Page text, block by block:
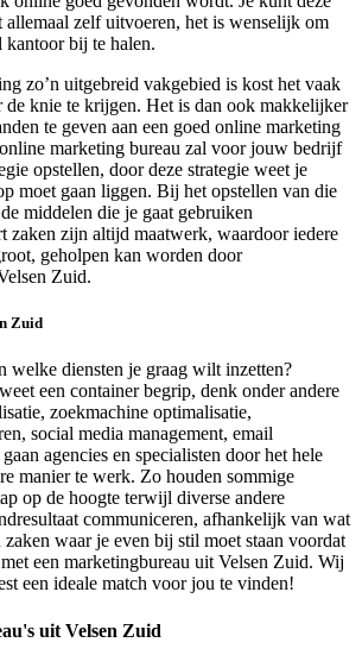
allemaal zelf uitvoeren, het is wenselijk om
kantoor bij te halen.
zo’n uitgebreid vakgebied is kost het vaak
de knie te krijgen. Het is dan ook makkelijker
te geven aan een goed online marketing
marketing bureau zal voor jouw bedrijf
opstellen, door deze strategie weet je
moet gaan liggen. Bij het opstellen van die
middelen die je gaat gebruiken
zaken zijn altijd maatwerk, waardoor iedere
geholpen kan worden door
Zuid.
Zuid
welke diensten je graag wilt inzetten?
een container begrip, denk onder andere
zoekmachine optimalisatie,
social media management, email
agencies en specialisten door het hele
manier te werk. Zo houden sommige
op de hoogte terwijl diverse andere
communiceren, afhankelijk van wat
waar je even bij stil moet staan voordat
een marketingbureau uit Velsen Zuid. Wij
een ideale match voor jou te vinden!
uit Velsen Zuid